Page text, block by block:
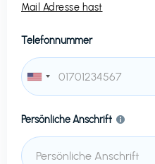
Mail Adresse hast
Telefonnummer
Persönliche Anschrift